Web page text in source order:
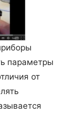
параметры
от